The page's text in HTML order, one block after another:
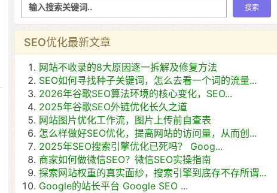
SEO优化最新文章
网站不收录的8大原因逐一拆解及修复方法
SEO如何寻找种子关键词，怎么去看一个词的流量...
2026年谷歌SEO算法环境的核心变化，SEO...
2025年谷歌SEO外链优化长久之道
网站图片优化工作流，图片上传前自查表
怎么样做好SEO优化，提高网站的访问量，从而创...
2025年SEO搜索引擎优化已死吗？ Goog...
商家如何做微信SEO？微信SEO实操指南
探索网站权重的真实面纱，搜索引擎到底存不存所谓...
Google的站长平台 Google SEO ...